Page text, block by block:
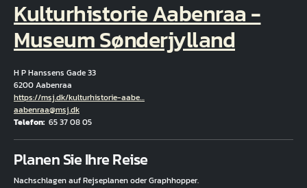
Kulturhistorie Aabenraa -
Museum Sønderjylland
H P Hanssens Gade 33
6200 Aabenraa
Hjemmeside
https://msj.dk/kulturhistorie-aabe…
E-Mail
aabenraa@msj.dk
Telefon 65 37 08 05
Planen Sie Ihre Reise
Nachschlagen auf Rejseplanen oder Graphhopper.